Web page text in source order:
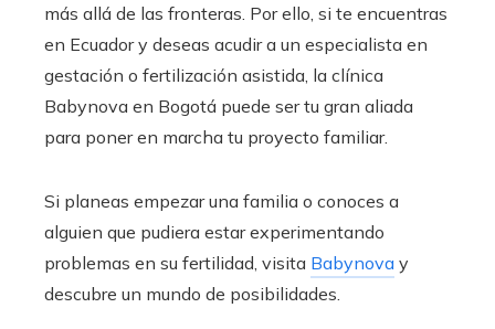
más allá de las fronteras. Por ello, si te encuentras
en Ecuadory deseas acudir a un especialista en
gestación o fertilización asistida, la clínica
Babynova en Bogotá puede ser tu gran aliada
para poner en marcha tu proyecto familiar.
Si planeas empezar una familia o conoces a
alguien que pudiera estar experimentando
problemas en su fertilidad, visita Babynova y
descubre un mundo de posibilidades.